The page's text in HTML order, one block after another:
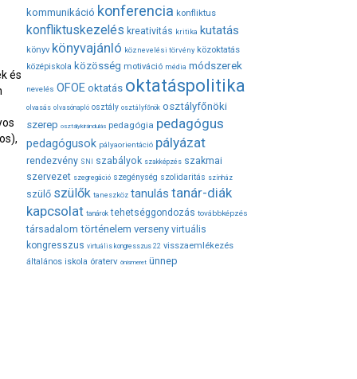
és
kommunikáció konferencia konfliktus
konfliktuskezelés kreativitás kritika kutatás
könyv könyvajánló köznevelési törvény közoktatás
középiskola közösség motiváció média módszerek
nevelés OFOE oktatás oktatáspolitika
olvasás olvasónapló osztály osztályfőnök osztályfőnöki
szerep osztálykirándulás pedagógia pedagógus
pedagógusok pályaorientáció pályázat
rendezvény SNI szabályok szakképzés szakmai
szervezet szegregáció szegénység szolidaritás színház
szülő szülők taneszköz tanulás tanár-diák
kapcsolat tanárok tehetséggondozás továbbképzés
társadalom történelem verseny virtuális
kongresszus virtuális kongresszus 22 visszaemlékezés
általános iskola óraterv önismeret ünnep